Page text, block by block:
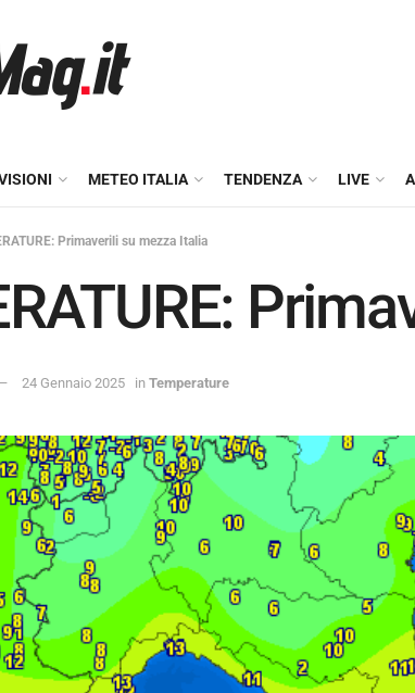
METEO ITALIA TENDENZA LIVE
Primaverili su mezza Italia
24 Gennaio 2025 in Temperature